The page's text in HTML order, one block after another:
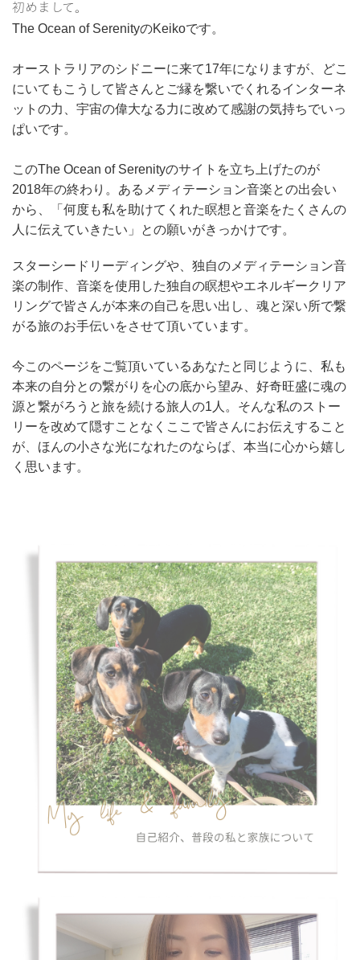
初めまして。
The Ocean of SerenityのKeikoです。
オーストラリアのシドニーに来て17年になりますが、どこ
にいてもこうして皆さんとご縁を繋いでくれるインターネ
ットの力、宇宙の偉大なる力に改めて感謝の気持ちでいっ
ぱいです。
このThe Ocean of Serenityのサイトを立ち上げたのが
2018年の終わり。あるメディテーション音楽との出会い
から、「何度も私を助けてくれた瞑想と音楽をたくさんの
人に伝えていきたい」との願いがきっかけです。
スターシードリーディングや、独自のメディテーション音
楽の制作、音楽を使用した独自の瞑想やエネルギークリア
リングで皆さんが本来の自己を思い出し、魂と深い所で繋
がる旅のお手伝いをさせて頂いています。
今このページをご覧頂いているあなたと同じように、私も
本来の自分との繋がりを心の底から望み、好奇旺盛に魂の
源と繋がろうと旅を続ける旅人の1人。そんな私のストー
リーを改めて隠すことなくここで皆さんにお伝えすること
が、ほんの小さな光になれたのならば、本当に心から嬉し
く思います。